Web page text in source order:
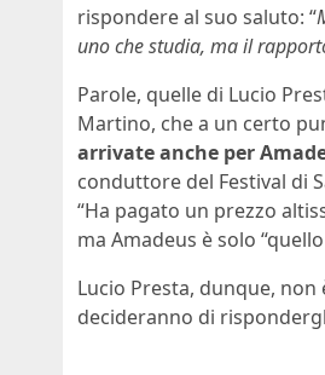
rispondere al suo saluto: “
uno che studia, ma il
Parole, quelle di Lucio
Martino, che a un certo
arrivate anche per
conduttore del Festival di
“Ha pagato un prezzo
ma Amadeus è solo
Lucio Presta, dunque,
decideranno di